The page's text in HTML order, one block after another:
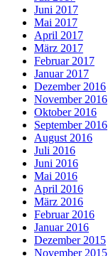
Juni 2017
Mai 2017
April 2017
März 2017
Februar 2017
Januar 2017
Dezember 2016
November 2016
Oktober 2016
September 2016
August 2016
Juli 2016
Juni 2016
Mai 2016
April 2016
März 2016
Februar 2016
Januar 2016
Dezember 2015
November 2015